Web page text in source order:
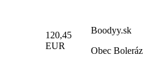
120,45
EUR
Boodyy.sk
Obec Boleráz